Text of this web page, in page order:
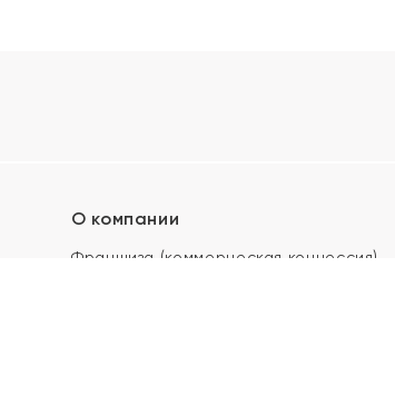
О компании
Франшиза (коммерческая концессия)